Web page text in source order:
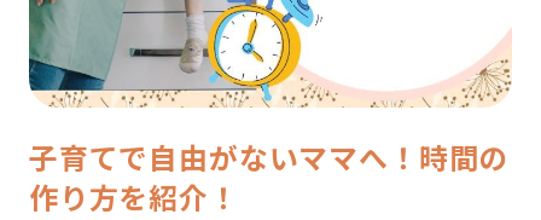
子育てで自由がないママへ！時間の
作り方を紹介！